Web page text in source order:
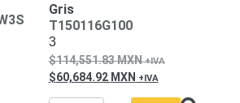
Gris
T150116G100
3
114,551.83MXN
60,684.92 MXN